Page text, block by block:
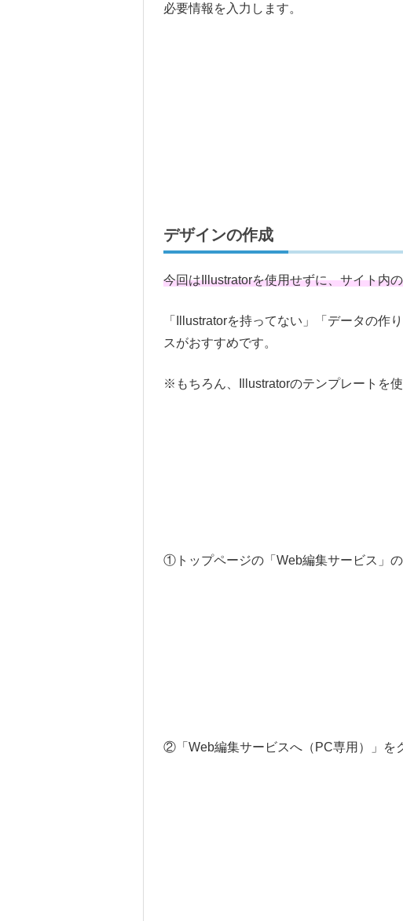
必要情報を入力します。
デザインの作成
今回はIllustratorを使用せずに、サイト内の
「Illustratorを持ってない」「データの作
スがおすすめです。
※もちろん、Illustratorのテンプレートを
①トップページの「Web編集サービス」の
②「Web編集サービスへ（PC専用）」を